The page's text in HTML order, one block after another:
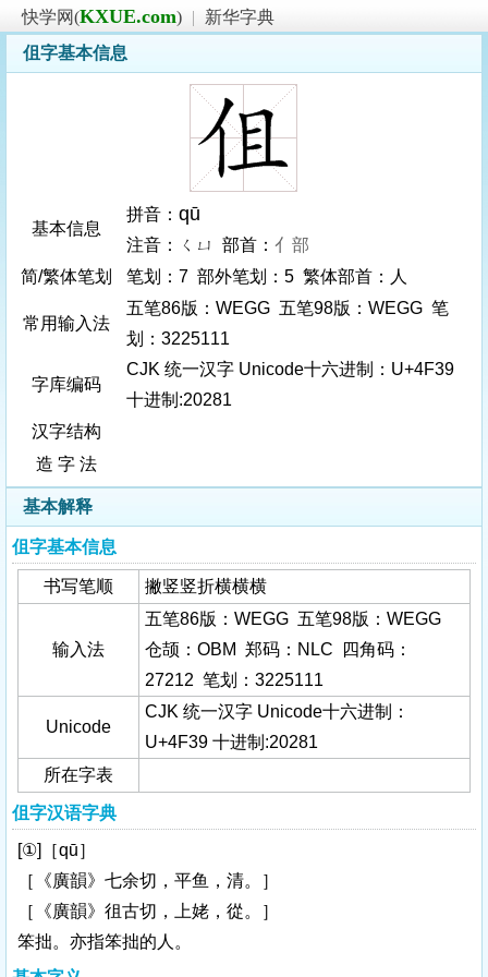
快学网(KXUE.com) |
新华字典
伹字基本信息
基本信息
拼音： qū
注音：ㄑㄩ 部首： 亻部
简/繁体笔划
笔划：7 部外笔划：5 繁体部首：人
常用输入法
五笔86版：WEGG 五笔98版：WEGG 笔
划：3225111
字库编码
CJK 统一汉字 Unicode十六进制：U+4F39
十进制:20281
汉字结构
造 字 法
基本解释
伹字基本信息
书写笔顺 撇竖竖折横横横
输入法
五笔86版：WEGG 五笔98版：WEGG
仓颉：OBM 郑码：NLC 四角码：
27212 笔划：3225111
Unicode
CJK 统一汉字 Unicode十六进制：
U+4F39 十进制:20281
所在字表
伹字汉语字典
[①]［qū］
［《廣韻》七余切，平鱼，清。］
［《廣韻》徂古切，上姥，從。］
笨拙。亦指笨拙的人。